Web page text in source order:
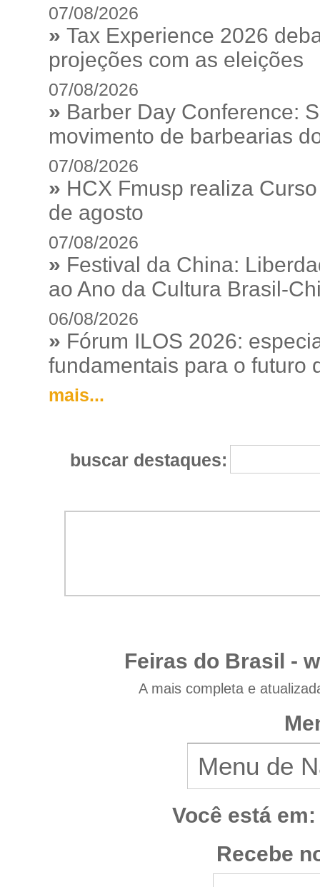
07/08/2026
» Tax Experience 2026
projeções com as eleições
07/08/2026
» Barber Day Conference:
movimento de barbearias
07/08/2026
» HCX Fmusp realiza
de agosto
07/08/2026
» Festival da China:
ao Ano da Cultura Brasil-
06/08/2026
» Fórum ILOS 2026:
fundamentais para o futuro
mais...
buscar destaques:
Feiras do Brasil -
A mais completa e
Você está em:
Recebe